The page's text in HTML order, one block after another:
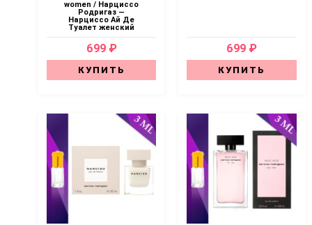
women / Нарциссо
Родригаз —
Нарциссо Ай Де
Туалет женский
699 ₽
КУПИТЬ
699 ₽
КУПИТЬ